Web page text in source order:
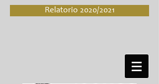
Relatorio 2020/2021